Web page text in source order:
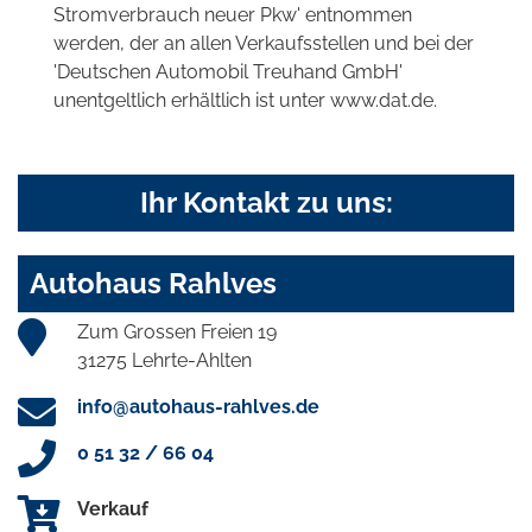
Stromverbrauch neuer Pkw' entnommen
werden, der an allen Verkaufsstellen und bei der
'Deutschen Automobil Treuhand GmbH'
unentgeltlich erhältlich ist unter www.dat.de.
Ihr Kontakt zu uns:
Autohaus Rahlves
Zum Grossen Freien 19
31275 Lehrte-Ahlten
info@autohaus-rahlves.de
0 51 32 / 66 04
Verkauf